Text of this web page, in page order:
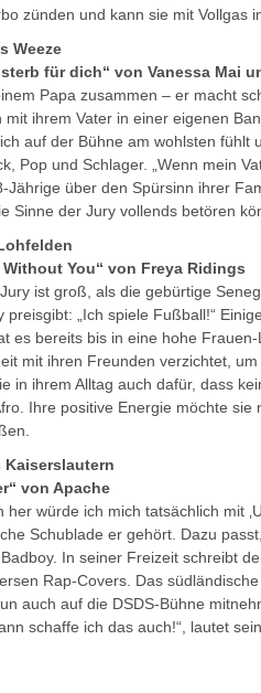
zünden und kann sie mit Vollgas
Weeze
für dich“ von Vanessa Mai
Papa zusammen – er macht
ihrem Vater in einer eigenen
auf der Bühne am wohlsten
Pop und Schlager. „Wenn mein
Jährige über den Spürsinn ihrer
Sinne der Jury vollends betören
You“ von Freya Ridings
ist groß, als die gebürtige
preisgibt: „Ich spiele Fußball!“
es bereits bis in eine hohe
mit ihren Freunden verzichtet,
in ihrem Alltag auch dafür, dass
Ihre positive Energie möchte
Kaiserslautern
von Apache
her würde ich mich tatsächlich mit
Schublade er gehört. Dazu
In seiner Freizeit schreibt
Rap-Covers. Das
auch auf die DSDS-Bühne
schaffe ich das auch!“, lautet